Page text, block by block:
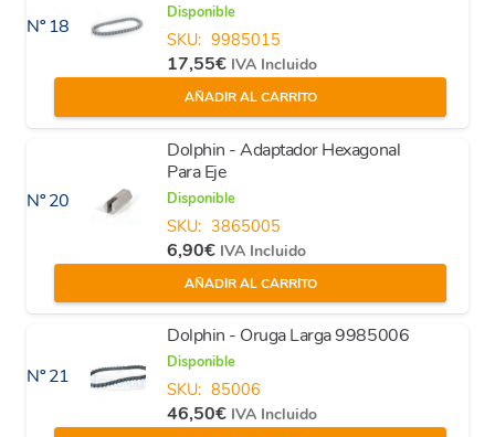
Nº 18
Disponible
SKU: 9985015
17,55€ IVA Incluido
AÑADIR AL CARRITO
Nº 20
Dolphin - Adaptador Hexagonal
Para Eje
Disponible
SKU: 3865005
6,90€ IVA Incluido
AÑADIR AL CARRITO
Nº 21
Dolphin - Oruga Larga 9985006
Disponible
SKU: 85006
46,50€ IVA Incluido